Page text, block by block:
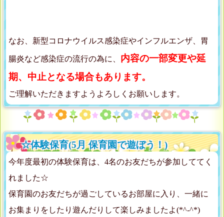
なお、新型コロナウイルス感染症やインフルエンザ、胃
腸炎など感染症の流行の為に、 内容の一部変更や延
期、中止となる場合もあります。
ご理解いただきますようよろしくお願いします。
☆体験保育(5月 保育園で遊ぼう！)
今年度最初の体験保育は、4名のお友だちが参加しててく
れました☆
保育園のお友だちが過ごしているお部屋に入り、一緒に
お集まりをしたり遊んだりして楽しみましたよ(*^-^*)